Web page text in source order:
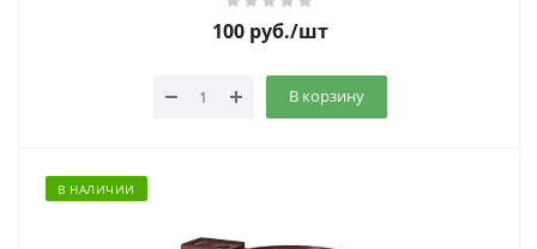
100руб./шт
В корзину
В НАЛИЧИИ